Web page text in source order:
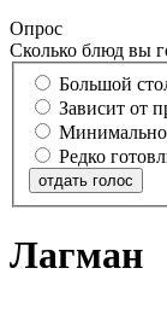
Опрос
Сколько блюд вы
Большой
Зависит от
Редко
отдать голос
Лагман